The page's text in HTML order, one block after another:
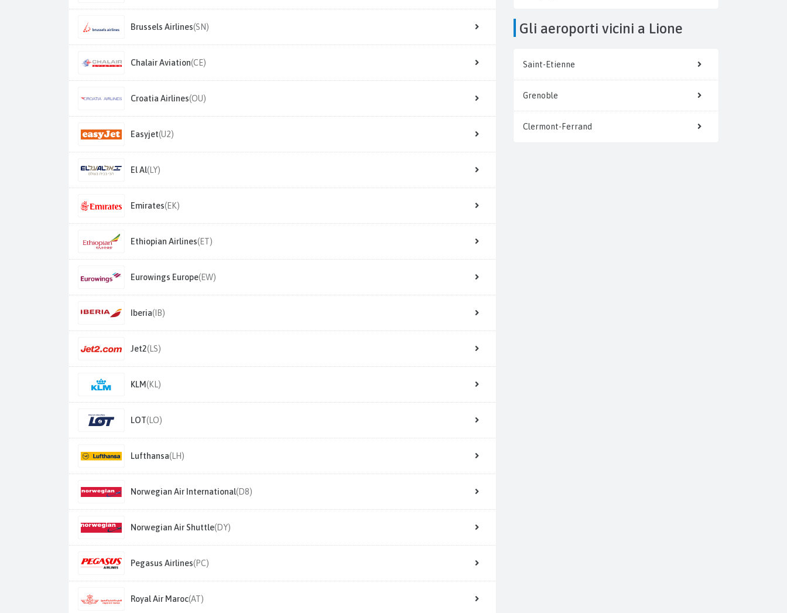
Brussels Airlines(SN)
Chalair Aviation(CE)
Croatia Airlines(OU)
Easyjet(U2)
El Al(LY)
Emirates(EK)
Ethiopian Airlines(ET)
Eurowings Europe(EW)
Iberia(IB)
Jet2(LS)
KLM(KL)
LOT(LO)
Lufthansa(LH)
Norwegian Air International(D8)
Norwegian Air Shuttle(DY)
Pegasus Airlines(PC)
Royal Air Maroc(AT)
Gli aeroporti vicini a Lione
Saint-Etienne
Grenoble
Clermont-Ferrand